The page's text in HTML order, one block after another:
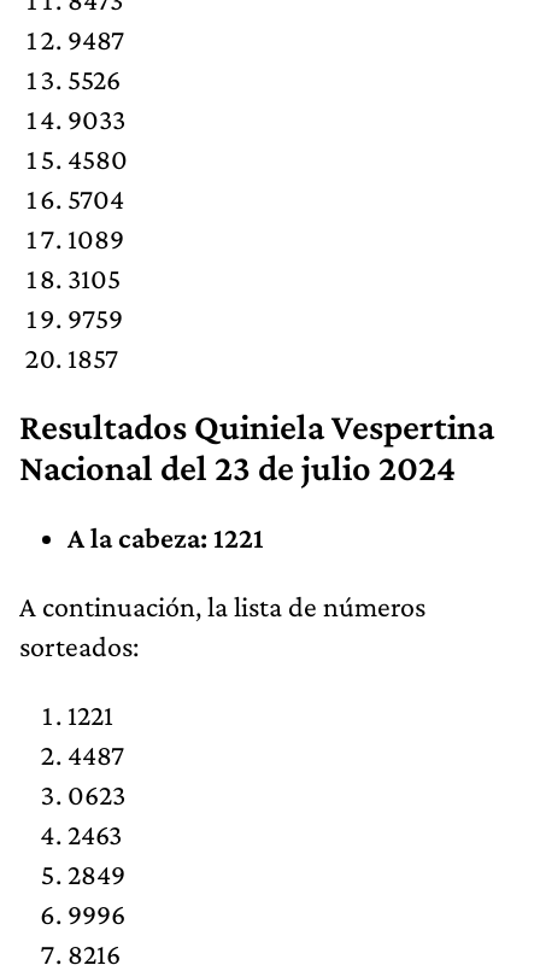
9487
5526
9033
4580
5704
1089
3105
9759
1857
Resultados Quiniela Vespertina
Nacional del 23 de julio 2024
A la cabeza: 1221
​A continuación, la lista de números
sorteados:
1221
4487
0623
2463
2849
9996
8216